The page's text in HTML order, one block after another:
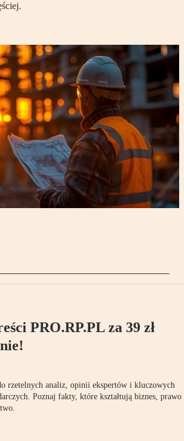
PRO.RP.PL za 39 zł
rzetelnych analiz, opinii ekspertów i kluczowych
Poznaj fakty, które kształtują biznes, prawo